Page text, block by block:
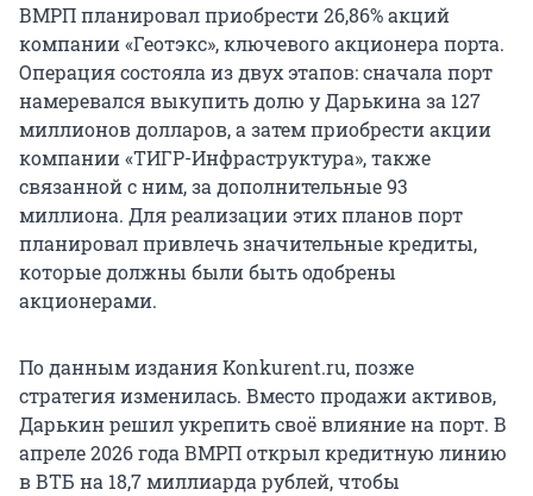
ВМРП планировал приобрести 26,86% акций
компании «Геотэкс», ключевого акционера порта.
Операция состояла из двух этапов: сначала порт
намеревался выкупить долю у Дарькина за 127
миллионов долларов, а затем приобрести акции
компании «ТИГР-Инфраструктура», также
связанной с ним, за дополнительные 93
миллиона. Для реализации этих планов порт
планировал привлечь значительные кредиты,
которые должны были быть одобрены
акционерами.
По данным издания Konkurent.ru, позже
стратегия изменилась. Вместо продажи активов,
Дарькин решил укрепить своё влияние на порт. В
апреле 2026 года ВМРП открыл кредитную линию
в ВТБ на 18,7 миллиарда рублей, чтобы